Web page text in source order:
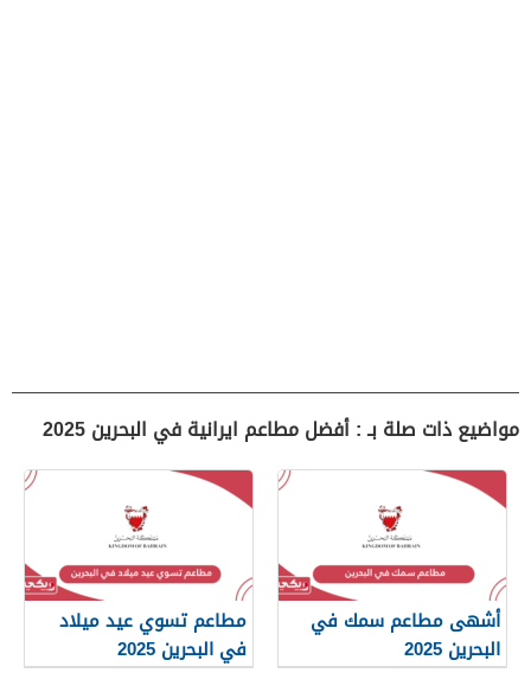
مواضيع ذات صلة بـ : أفضل مطاعم ايرانية في البحرين 2025
أشهى مطاعم سمك في
البحرين 2025
مطاعم تسوي عيد ميلاد
في البحرين 2025